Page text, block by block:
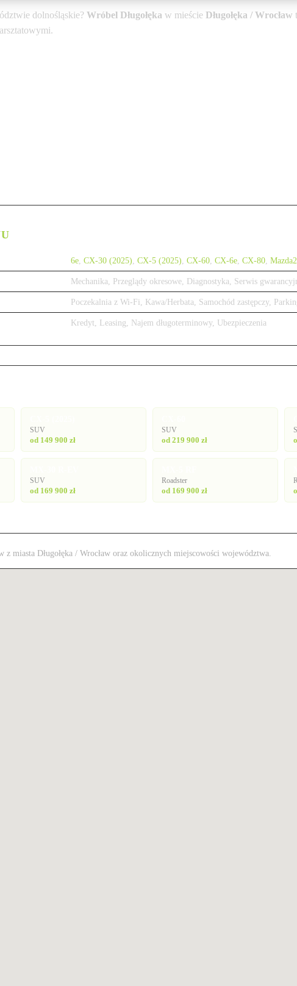
dolnośląskie? Wróbel Długołęka w mieście Długołęka / Wrocław
6e CX-30 (2025) CX-5 (2025) CX-60 CX-6e CX-80
Mechanika, Przeglądy okresowe, Diagnostyka, Serwis
Poczekalnia z Wi-Fi, Kawa/Herbata, Samochód zastępczy,
Kredyt, Leasing, Najem długoterminowy, Ubezpieczenia
SUV
od 149 900 zł
SUV
od 219 900 zł
SUV
od 169 900 zł
Roadster
od 169 900 zł
miasta Długołęka / Wrocław oraz okolicznych miejscowości województwa.